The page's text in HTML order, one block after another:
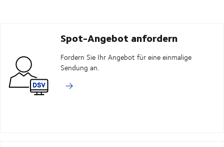
Spot-Angebot anfordern
Fordern Sie Ihr Angebot für eine einmalige
Sendung an.